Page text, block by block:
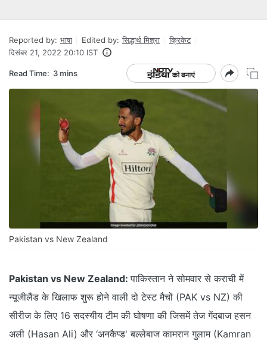
Reported by: भाषा Edited by: सिद्धार्थ मिश्रा
क्रिकेट
दिसंबर 21, 2022 20:10 IST
Read Time: 3 mins
Pakistan vs New Zealand
Pakistan vs New Zealand:पाकिस्तान ने सोमवार से कराची में
न्यूजीलैंड के खिलाफ शुरू होने वाली दो टेस्ट मैचों (PAK vs NZ) की
सीरीज के लिए 16 सदस्यीय टीम की घोषणा की जिसमें तेज गेंदबाज हसन
अली (Hasan Ali) और ‘अनकैप्ड' बल्लेबाज कामरान गुलाम (Kamran